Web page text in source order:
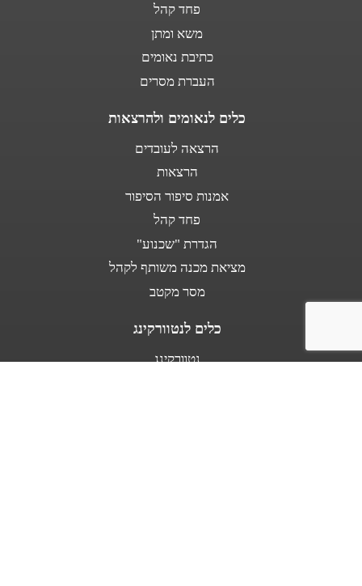
פחד קהל
משא ומתן
כתיבת נאומים
העברת מסרים
כלים לנאומים ולהרצאות
הרצאה לעובדים
הרצאות
אמנות סיפור הסיפור
פחד קהל
הגדרת "שכנוע"
מציאת מכנה משותף לקהל
מסר מקטב
כלים לנטוורקינג
נטוורקינג